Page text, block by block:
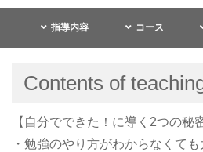
指導内容 コース
Contents of
【自分でできた！に導く2つの秘
・勉強のやり方がわからなくても